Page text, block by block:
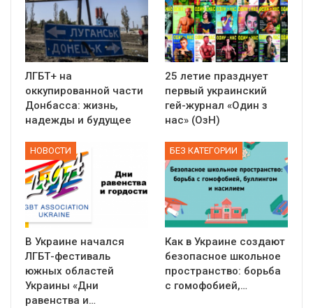
ЛГБТ+ на
оккупированной части
Донбасса: жизнь,
надежды и будущее
25 летие празднует
первый украинский
гей-журнал «Один з
нас» (ОзН)
НОВОСТИ
В Украине начался
ЛГБТ-фестиваль
южных областей
Украины «Дни
равенства и…
БЕЗ КАТЕГОРИИ
Как в Украине создают
безопасное школьное
пространство: борьба
с гомофобией,…